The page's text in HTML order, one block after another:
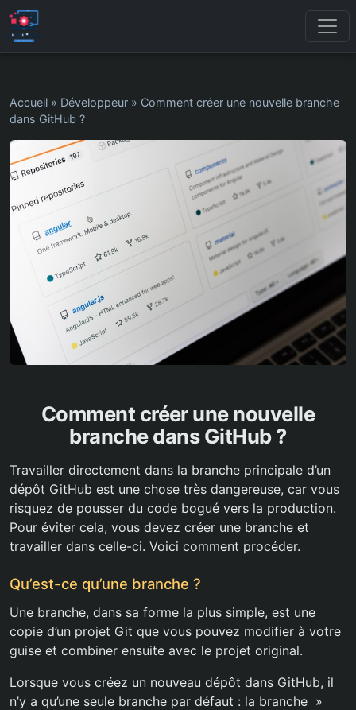
Accueil » Développeur » Comment créer une nouvelle branche
dans GitHub ?
Comment créer une nouvelle
branche dans GitHub ?
Travailler directement dans la branche principale d’un
dépôt GitHub est une chose très dangereuse, car vous
risquez de pousser du code bogué vers la production.
Pour éviter cela, vous devez créer une branche et
travailler dans celle-ci. Voici comment procéder.
Qu’est-ce qu’une branche ?
Une branche, dans sa forme la plus simple, est une
copie d’un projet Git que vous pouvez modifier à votre
guise et combiner ensuite avec le projet original.
Lorsque vous créez un nouveau dépôt dans GitHub, il
n’y a qu’une seule branche par défaut : la branche »